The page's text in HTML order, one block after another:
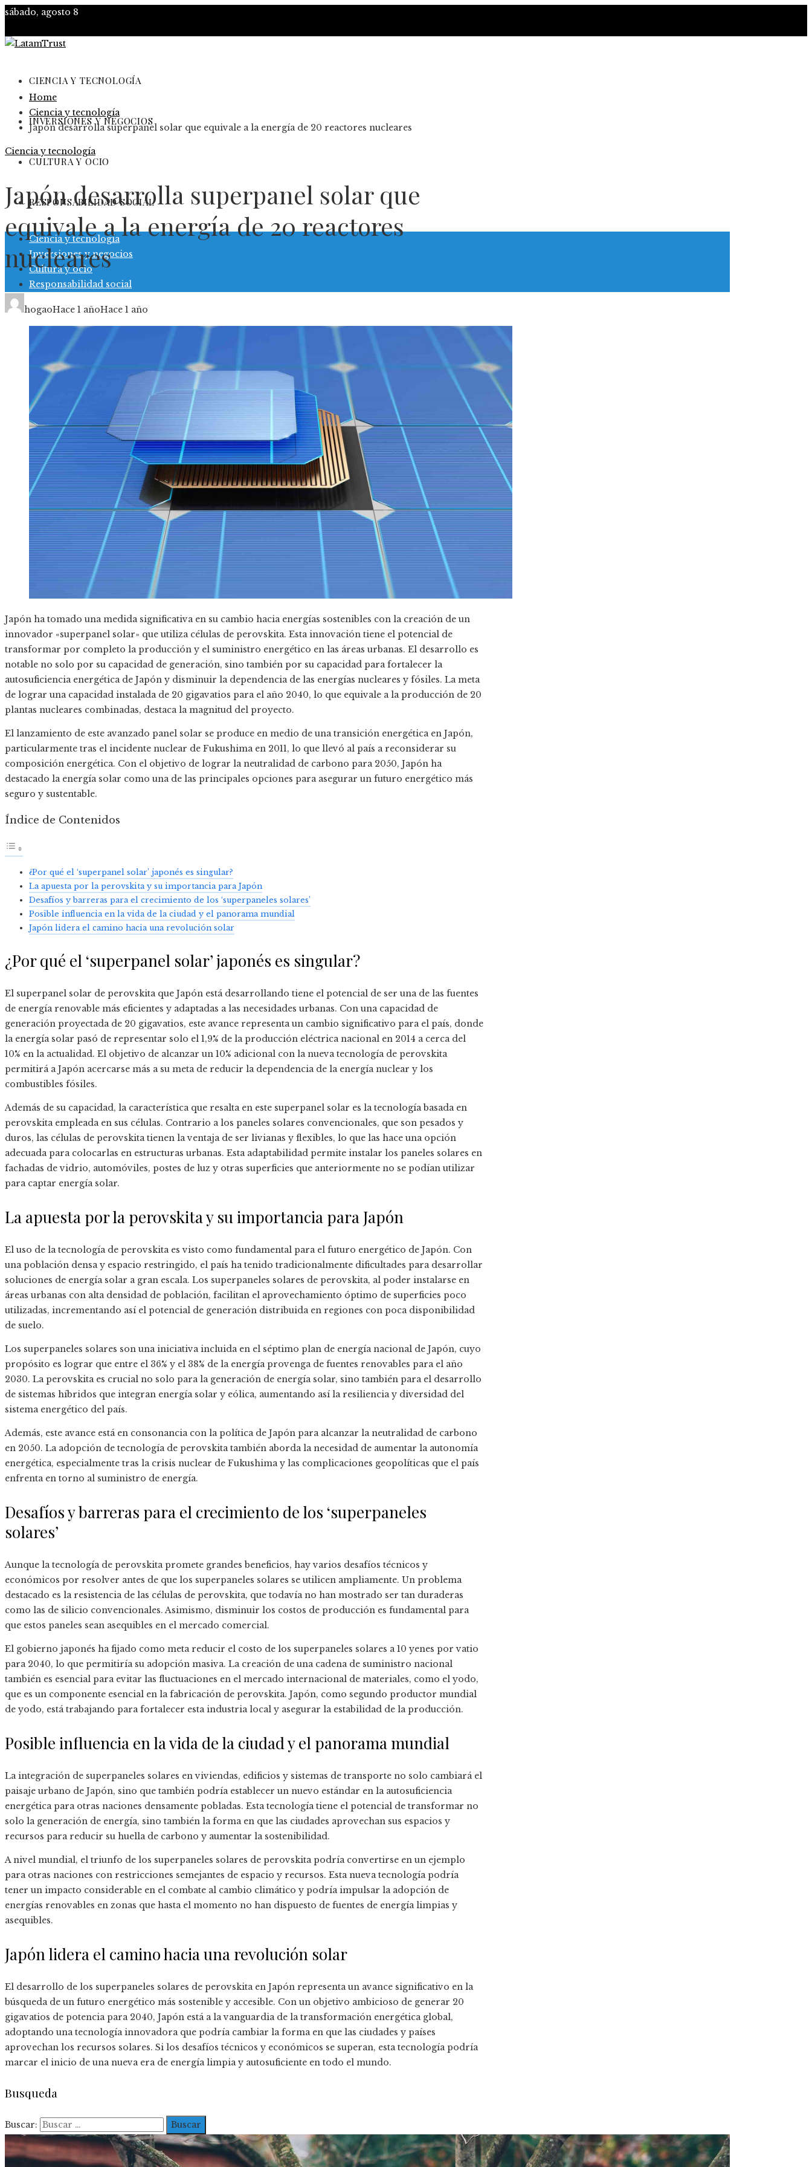
sábado, agosto 8
CIENCIA Y TECNOLOGÍA
INVERSIONES Y NEGOCIOS
CULTURA Y OCIO
RESPONSABILIDAD SOCIAL
Ciencia y tecnología
Inversiones y negocios
Cultura y ocio
Responsabilidad social
Home
Ciencia y tecnología
Japón desarrolla superpanel solar que equivale a la energía de 20 reactores nucleares
Ciencia y tecnología
Japón desarrolla superpanel solar que
equivale a la energía de 20 reactores
nucleares
hogaoHace 1 añoHace 1 año
Japón ha tomado una medida significativa en su cambio hacia energías sostenibles con la creación de un
innovador «superpanel solar» que utiliza células de perovskita. Esta innovación tiene el potencial de
transformar por completo la producción y el suministro energético en las áreas urbanas. El desarrollo es
notable no solo por su capacidad de generación, sino también por su capacidad para fortalecer la
autosuficiencia energética de Japón y disminuir la dependencia de las energías nucleares y fósiles. La meta
de lograr una capacidad instalada de 20 gigavatios para el año 2040, lo que equivale a la producción de 20
plantas nucleares combinadas, destaca la magnitud del proyecto.
El lanzamiento de este avanzado panel solar se produce en medio de una transición energética en Japón,
particularmente tras el incidente nuclear de Fukushima en 2011, lo que llevó al país a reconsiderar su
composición energética. Con el objetivo de lograr la neutralidad de carbono para 2050, Japón ha
destacado la energía solar como una de las principales opciones para asegurar un futuro energético más
seguro y sustentable.
Índice de Contenidos
¿Por qué el ‘superpanel solar’ japonés es singular?
La apuesta por la perovskita y su importancia para Japón
Desafíos y barreras para el crecimiento de los ‘superpaneles solares’
Posible influencia en la vida de la ciudad y el panorama mundial
Japón lidera el camino hacia una revolución solar
¿Por qué el ‘superpanel solar’ japonés es singular?
El superpanel solar de perovskita que Japón está desarrollando tiene el potencial de ser una de las fuentes
de energía renovable más eficientes y adaptadas a las necesidades urbanas. Con una capacidad de
generación proyectada de 20 gigavatios, este avance representa un cambio significativo para el país, donde
la energía solar pasó de representar solo el 1,9% de la producción eléctrica nacional en 2014 a cerca del
10% en la actualidad. El objetivo de alcanzar un 10% adicional con la nueva tecnología de perovskita
permitirá a Japón acercarse más a su meta de reducir la dependencia de la energía nuclear y los
combustibles fósiles.
Además de su capacidad, la característica que resalta en este superpanel solar es la tecnología basada en
perovskita empleada en sus células. Contrario a los paneles solares convencionales, que son pesados y
duros, las células de perovskita tienen la ventaja de ser livianas y flexibles, lo que las hace una opción
adecuada para colocarlas en estructuras urbanas. Esta adaptabilidad permite instalar los paneles solares en
fachadas de vidrio, automóviles, postes de luz y otras superficies que anteriormente no se podían utilizar
para captar energía solar.
La apuesta por la perovskita y su importancia para Japón
El uso de la tecnología de perovskita es visto como fundamental para el futuro energético de Japón. Con
una población densa y espacio restringido, el país ha tenido tradicionalmente dificultades para desarrollar
soluciones de energía solar a gran escala. Los superpaneles solares de perovskita, al poder instalarse en
áreas urbanas con alta densidad de población, facilitan el aprovechamiento óptimo de superficies poco
utilizadas, incrementando así el potencial de generación distribuida en regiones con poca disponibilidad
de suelo.
Los superpaneles solares son una iniciativa incluida en el séptimo plan de energía nacional de Japón, cuyo
propósito es lograr que entre el 36% y el 38% de la energía provenga de fuentes renovables para el año
2030. La perovskita es crucial no solo para la generación de energía solar, sino también para el desarrollo
de sistemas híbridos que integran energía solar y eólica, aumentando así la resiliencia y diversidad del
sistema energético del país.
Además, este avance está en consonancia con la política de Japón para alcanzar la neutralidad de carbono
en 2050. La adopción de tecnología de perovskita también aborda la necesidad de aumentar la autonomía
energética, especialmente tras la crisis nuclear de Fukushima y las complicaciones geopolíticas que el país
enfrenta en torno al suministro de energía.
Desafíos y barreras para el crecimiento de los ‘superpaneles
solares’
Aunque la tecnología de perovskita promete grandes beneficios, hay varios desafíos técnicos y
económicos por resolver antes de que los superpaneles solares se utilicen ampliamente. Un problema
destacado es la resistencia de las células de perovskita, que todavía no han mostrado ser tan duraderas
como las de silicio convencionales. Asimismo, disminuir los costos de producción es fundamental para
que estos paneles sean asequibles en el mercado comercial.
El gobierno japonés ha fijado como meta reducir el costo de los superpaneles solares a 10 yenes por vatio
para 2040, lo que permitiría su adopción masiva. La creación de una cadena de suministro nacional
también es esencial para evitar las fluctuaciones en el mercado internacional de materiales, como el yodo,
que es un componente esencial en la fabricación de perovskita. Japón, como segundo productor mundial
de yodo, está trabajando para fortalecer esta industria local y asegurar la estabilidad de la producción.
Posible influencia en la vida de la ciudad y el panorama mundial
La integración de superpaneles solares en viviendas, edificios y sistemas de transporte no solo cambiará el
paisaje urbano de Japón, sino que también podría establecer un nuevo estándar en la autosuficiencia
energética para otras naciones densamente pobladas. Esta tecnología tiene el potencial de transformar no
solo la generación de energía, sino también la forma en que las ciudades aprovechan sus espacios y
recursos para reducir su huella de carbono y aumentar la sostenibilidad.
A nivel mundial, el triunfo de los superpaneles solares de perovskita podría convertirse en un ejemplo
para otras naciones con restricciones semejantes de espacio y recursos. Esta nueva tecnología podría
tener un impacto considerable en el combate al cambio climático y podría impulsar la adopción de
energías renovables en zonas que hasta el momento no han dispuesto de fuentes de energía limpias y
asequibles.
Japón lidera el camino hacia una revolución solar
El desarrollo de los superpaneles solares de perovskita en Japón representa un avance significativo en la
búsqueda de un futuro energético más sostenible y accesible. Con un objetivo ambicioso de generar 20
gigavatios de potencia para 2040, Japón está a la vanguardia de la transformación energética global,
adoptando una tecnología innovadora que podría cambiar la forma en que las ciudades y países
aprovechan los recursos solares. Si los desafíos técnicos y económicos se superan, esta tecnología podría
marcar el inicio de una nueva era de energía limpia y autosuficiente en todo el mundo.
Busqueda
Buscar: